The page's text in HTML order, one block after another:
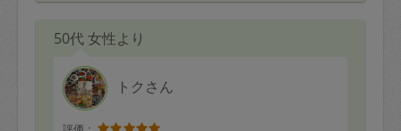
50代 女性より
トクさん